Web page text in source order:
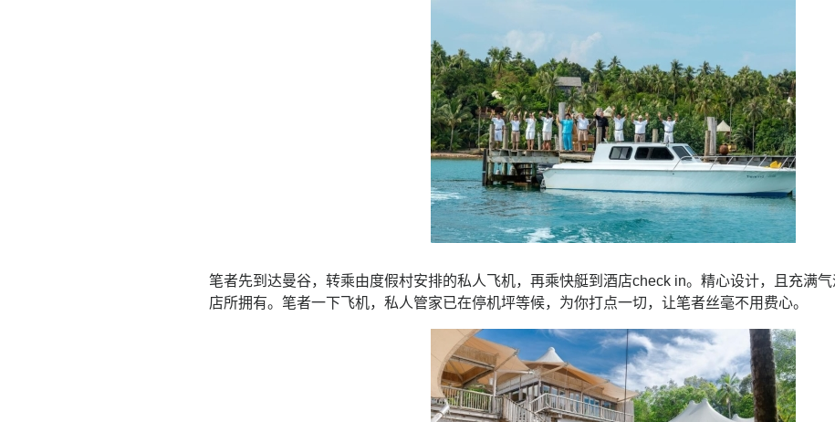
笔者先到达曼谷，转乘由度假村安排的私人飞机，再乘快艇到酒店check in。精心设计，且充满
店所拥有。笔者一下飞机，私人管家已在停机坪等候，为你打点一切，让笔者丝毫不用费心。